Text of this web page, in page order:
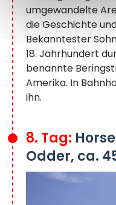
umgewandelte
die Geschichte
Bekanntester
18. Jahrhundert
benannte
Amerika. In
ihn.
8. Tag:
Odder, ca.